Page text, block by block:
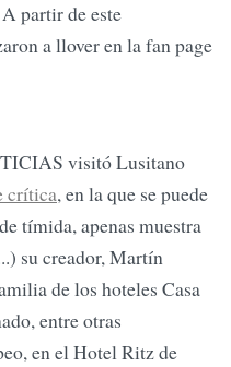
partir de este
a llover en la fan page
visitó Lusitano
crítica, en la que se puede
tímida, apenas muestra
su creador, Martín
de los hoteles Casa
entre otras
en el Hotel Ritz de